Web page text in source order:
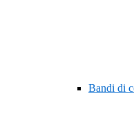
Bandi di